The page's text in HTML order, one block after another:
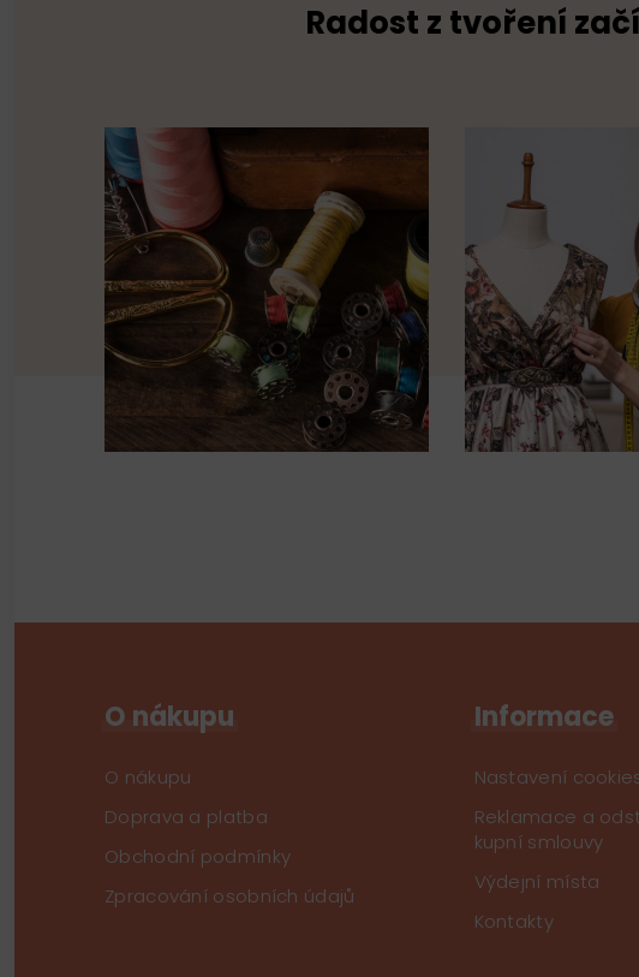
Radost z tvoření
O nákupu
O nákupu
Doprava a platba
Obchodní podmínky
Zpracování osobních údajů
Informace
Nastavení
Reklamace a
kupní smlouvy
Výdejní místa
Kontakty